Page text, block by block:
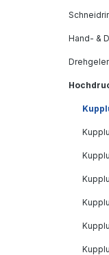
Hand- &